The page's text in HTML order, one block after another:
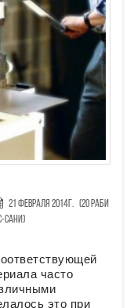
21 Февраля 2014г. (20 Раби
сани)
часто
это при